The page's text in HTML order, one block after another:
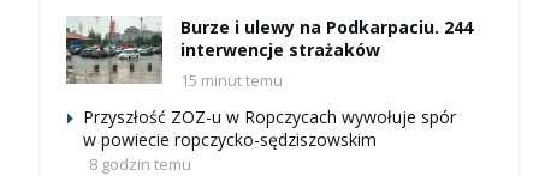
Burze i ulewy na Podkarpaciu. 244
interwencje strażaków
15 minut temu
Przyszłość ZOZ-u w Ropczycach wywołuje spór
w powiecie ropczycko-sędziszowskim
8 godzin temu